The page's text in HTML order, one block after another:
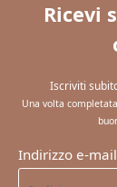
Ricevi
Iscriviti
Una volta
Indirizzo e-mail